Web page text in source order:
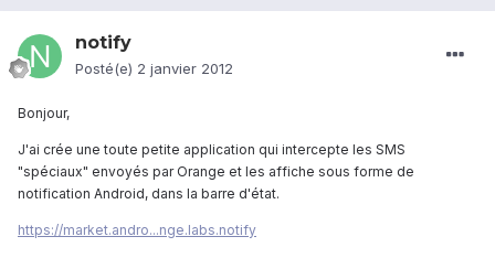
notify
Posté(e) 2 janvier 2012
Bonjour,
J'ai crée une toute petite application qui intercepte les SMS
"spéciaux" envoyés par Orange et les affiche sous forme de
notification Android, dans la barre d'état.
https://market.andro...nge.labs.notify